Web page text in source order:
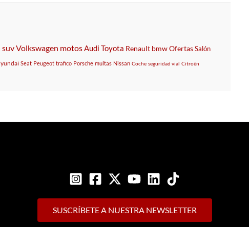
suvVolkswagen motos Audi Toyota Renault bmwOfertasSalón
Seat Peugeot trafico Porsche multas Nissan Coche seguridad vial Citroën
SUSCRÍBETE A NUESTRA NEWSLETTER